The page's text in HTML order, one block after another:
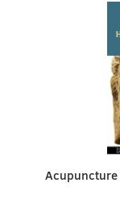
Acupuncture